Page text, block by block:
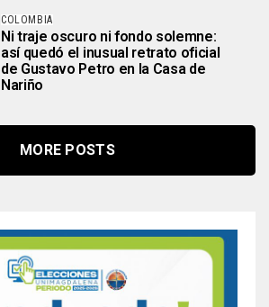
COLOMBIA
Ni traje oscuro ni fondo solemne:
así quedó el inusual retrato oficial
de Gustavo Petro en la Casa de
Nariño
MORE POSTS